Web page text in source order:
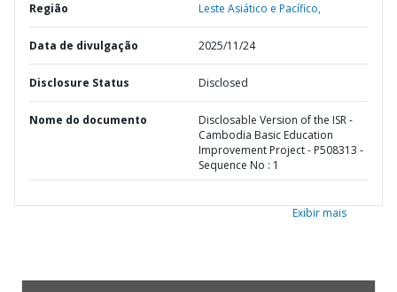
Região Leste Asiático e Pacífico,
Data de divulgação 2025/11/24
Disclosure Status Disclosed
Nome do documento
Disclosable Version of the ISR -
Cambodia Basic Education
Improvement Project - P508313 -
Sequence No : 1
Exibir mais